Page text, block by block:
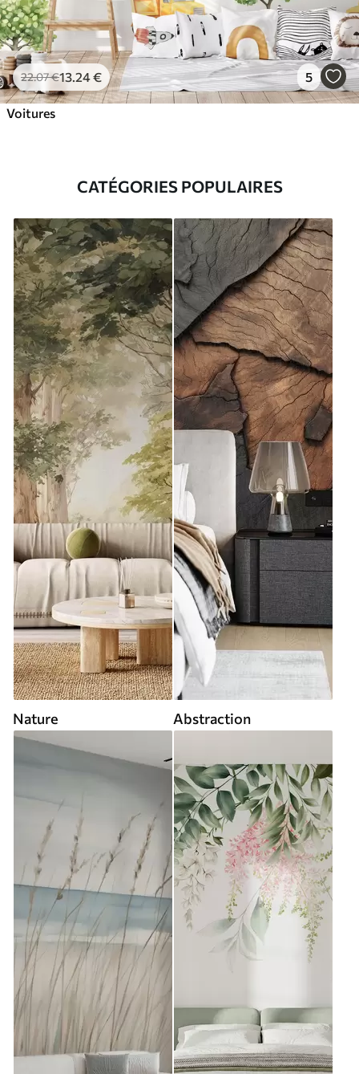
22.07€13.24€ 5
Voitures
CATÉGORIES POPULAIRES
Nature Abstraction